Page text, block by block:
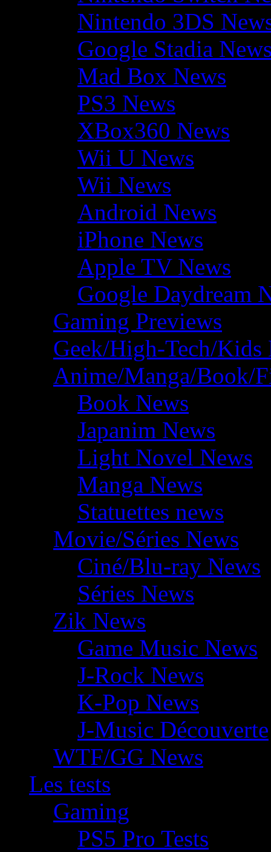
Nintendo 3DS
Google Stadia
Mad Box News
PS3 News
XBox360 News
Wii U News
Wii News
Android News
iPhone News
Apple TV News
Google Daydream
Gaming Previews
Geek/High-Tech/Kids
Anime/Manga/Book/
Book News
Japanim News
Light Novel News
Manga News
Statuettes news
Movie/Séries News
Ciné/Blu-ray News
Séries News
Zik News
Game Music News
J-Rock News
K-Pop News
J-Music Découverte
WTF/GG News
Les tests
Gaming
PS5 Pro Tests